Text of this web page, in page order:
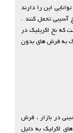
این را دارند
5 دقیقه بدون هیچ آسیبی تحمل کنند .
که نخ اکریلیک در
به فرش های بدون
در بازار ، فرش
اکرلیک به دلیل